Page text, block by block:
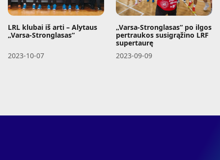
LRL klubai iš arti – Alytaus
„Varsa-Stronglasas“
2023-10-07
„Varsa-Stronglasas“ po ilgos
pertraukos susigrąžino LRF
supertaurę
2023-09-09